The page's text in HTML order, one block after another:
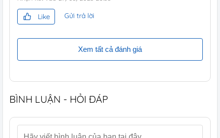
Like Gửi trả lời
Xem tất cả đánh giá
BÌNH LUẬN - HỎI ĐÁP